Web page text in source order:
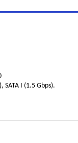
SATA I (1.5 Gbps).